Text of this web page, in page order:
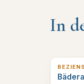
In